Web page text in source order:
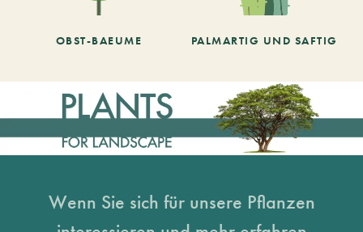
OBST-BAEUME PALMARTIG UND SAFTIG
Wenn Sie sich für unsere Pflanzen